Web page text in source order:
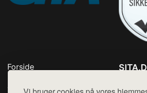
Forside
Top Rabatter